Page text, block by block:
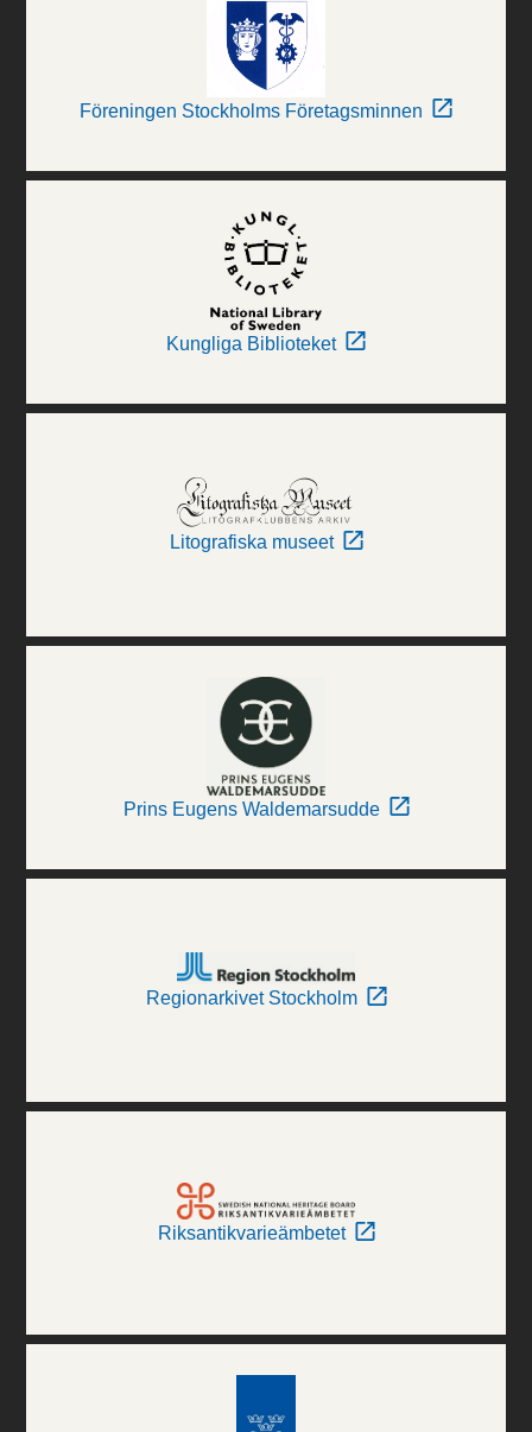
Föreningen Stockholms Företagsminnen
Kungliga Biblioteket
Litografiska museet
Prins Eugens Waldemarsudde
Regionarkivet Stockholm
Riksantikvarieämbetet